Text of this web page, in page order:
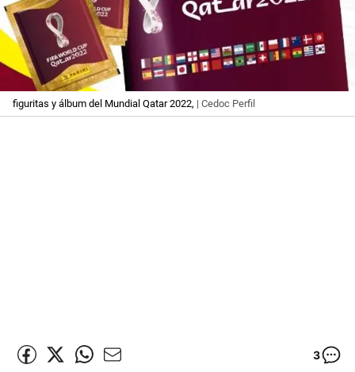
figuritas y álbum del Mundial Qatar 2022, | Cedoc Perfil
3